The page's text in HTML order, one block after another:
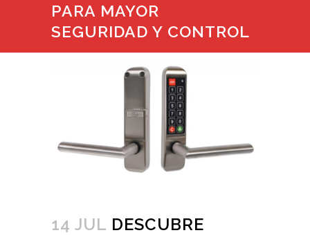
PARA MAYOR
SEGURIDAD Y CONTROL
14 JUL DESCUBRE